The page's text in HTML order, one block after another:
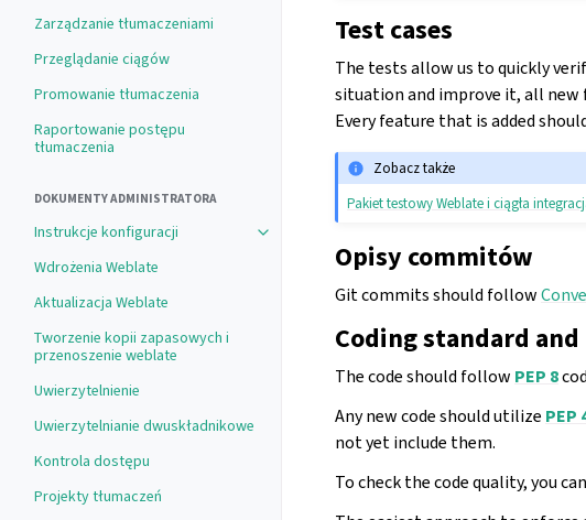
Zarządzanie tłumaczeniami
Przeglądanie ciągów
Promowanie tłumaczenia
Raportowanie postępu
tłumaczenia
DOKUMENTY ADMINISTRATORA
Instrukcje konfiguracji
Toggle navigation of Instrukcje konfiguracji
Wdrożenia Weblate
Aktualizacja Weblate
Tworzenie kopii zapasowych i
przenoszenie weblate
Uwierzytelnienie
Uwierzytelnianie dwuskładnikowe
Kontrola dostępu
Projekty tłumaczeń
Test cases
The tests allow us to quickly
situation and improve it, all new
Every feature that is added
Zobacz także
Pakiet testowy Weblate i ciągła
Opisy commitów
Git commits should follow
Coding standard
The code should follow PEP 8
Any new code should utilize PEP
not yet include them.
To check the code quality, you